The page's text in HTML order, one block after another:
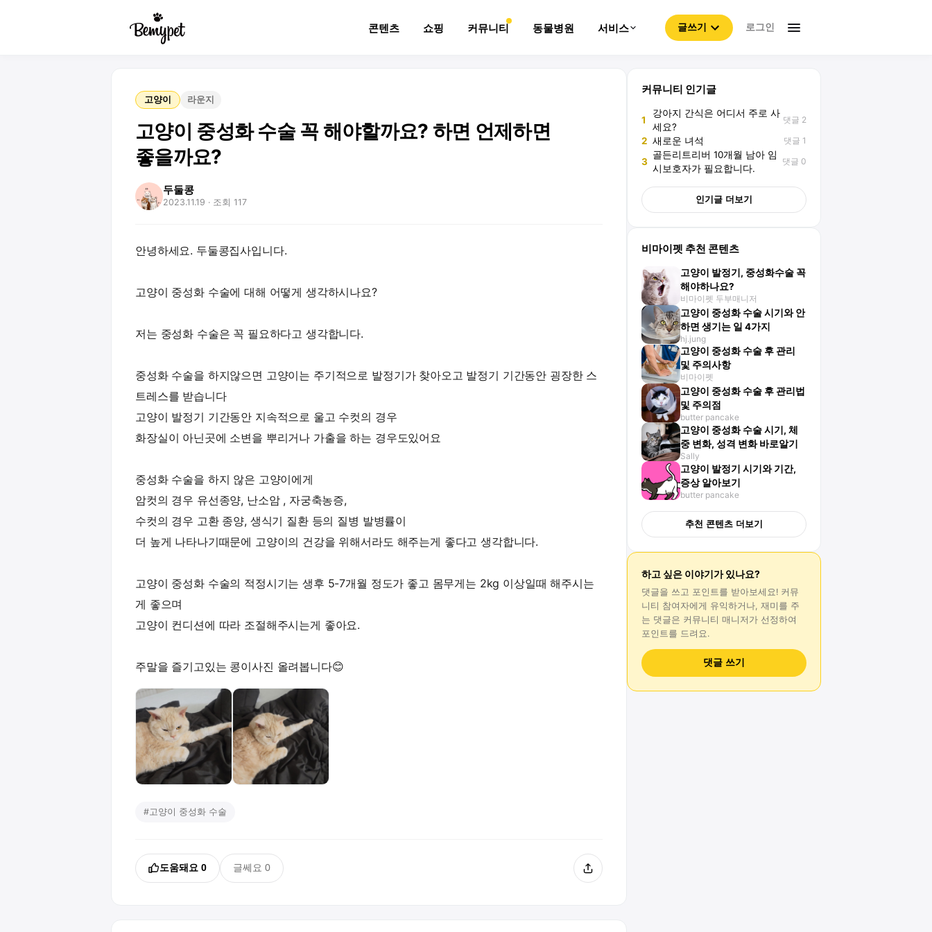
콘텐츠 쇼핑 커뮤니티 동물병원 서비스 글쓰기 로그인
고양이 라운지
고양이 중성화 수술 꼭 해야할까요? 하면 언제하면
좋을까요?
두둘콩
2023.11.19 · 조회 117
안녕하세요. 두둘콩집사입니다.
고양이 중성화 수술에 대해 어떻게 생각하시나요?
저는 중성화 수술은 꼭 필요하다고 생각합니다.
중성화 수술을 하지않으면 고양이는 주기적으로 발정기가 찾아오고 발정기 기간동안 굉장한 스
트레스를 받습니다
고양이 발정기 기간동안 지속적으로 울고 수컷의 경우
화장실이 아닌곳에 소변을 뿌리거나 가출을 하는 경우도있어요
중성화 수술을 하지 않은 고양이에게
암컷의 경우 유선종양, 난소암 , 자궁축농증,
수컷의 경우 고환 종양, 생식기 질환 등의 질병 발병률이
더 높게 나타나기때문에 고양이의 건강을 위해서라도 해주는게 좋다고 생각합니다.
고양이 중성화 수술의 적정시기는 생후 5-7개월 정도가 좋고 몸무게는 2kg 이상일때 해주시는
게 좋으며
고양이 컨디션에 따라 조절해주시는게 좋아요.
주말을 즐기고있는 콩이사진 올려봅니다😊
#고양이 중성화 수술
도움돼요 0 글쎄요 0
커뮤니티 인기글
1
강아지 간식은 어디서 주로 사
세요?
댓글 2
2 새로운 녀석 댓글 1
3
골든리트리버 10개월 남아 임
시보호자가 필요합니다.
댓글 0
인기글 더보기
비마이펫 추천 콘텐츠
고양이 발정기, 중성화수술 꼭
해야하나요?
비마이펫 두부매니저
고양이 중성화 수술 시기와 안
하면 생기는 일 4가지
hj.jung
고양이 중성화 수술 후 관리
및 주의사항
비마이펫
고양이 중성화 수술 후 관리법
및 주의점
butter pancake
고양이 중성화 수술 시기, 체
중 변화, 성격 변화 바로알기
Sally
고양이 발정기 시기와 기간,
증상 알아보기
butter pancake
추천 콘텐츠 더보기
하고 싶은 이야기가 있나요?
댓글을 쓰고 포인트를 받아보세요! 커뮤
니티 참여자에게 유익하거나, 재미를 주
는 댓글은 커뮤니티 매니저가 선정하여
포인트를 드려요.
댓글 쓰기